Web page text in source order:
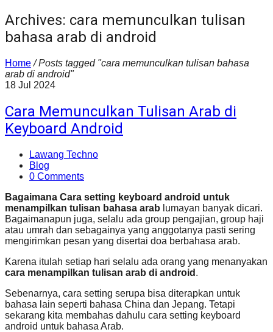
Archives: cara memunculkan tulisan
bahasa arab di android
Home / Posts tagged "cara memunculkan tulisan bahasa
arab di android"
18 Jul 2024
Cara Memunculkan Tulisan Arab di
Keyboard Android
Lawang Techno
Blog
0 Comments
Bagaimana Cara setting keyboard android untuk
menampilkan tulisan bahasa arab lumayan banyak dicari.
Bagaimanapun juga, selalu ada group pengajian, group haji
atau umrah dan sebagainya yang anggotanya pasti sering
mengirimkan pesan yang disertai doa berbahasa arab.
Karena itulah setiap hari selalu ada orang yang menanyakan
cara menampilkan tulisan arab di android .
Sebenarnya, cara setting serupa bisa diterapkan untuk
bahasa lain seperti bahasa China dan Jepang. Tetapi
sekarang kita membahas dahulu cara setting keyboard
android untuk bahasa Arab.